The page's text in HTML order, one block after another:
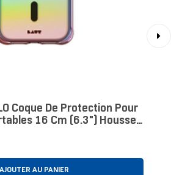
Coque De Protection Pour
16 Cm (6.3") Housse
AJOUTER AU PANIER